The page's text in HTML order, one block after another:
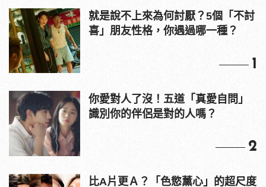
就是說不上來為何討厭？5個「不討
喜」朋友性格，你遇過哪一種？
1
你愛對人了沒！五道「真愛自問」
識別你的伴侶是對的人嗎？
2
比A片更Ａ？「色慾薰心」的超尺度